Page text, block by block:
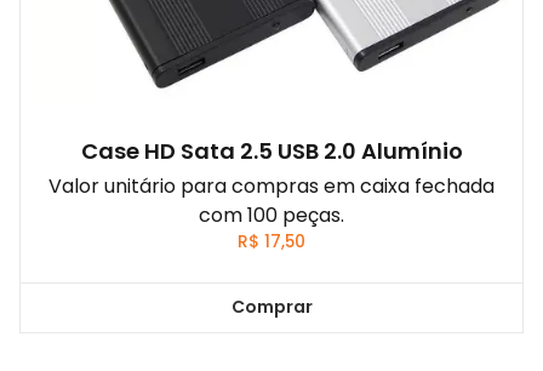
Case HD Sata 2.5 USB 2.0 Alumínio
Valor unitário para compras em caixa fechada
com 100 peças.
R$ 17,50
Comprar